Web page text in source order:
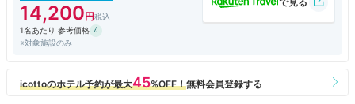
14,200
1名あたり 参考価格
※対象施設のみ